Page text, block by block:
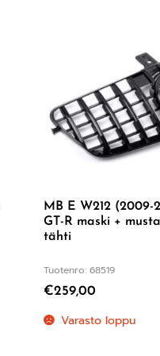
MB E W212 (2009-
GT-R maski +
tähti
Tuotenro: 68519
€259,00
Varasto loppu